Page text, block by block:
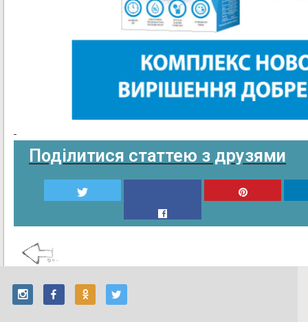
Поділитися статтею з друзями